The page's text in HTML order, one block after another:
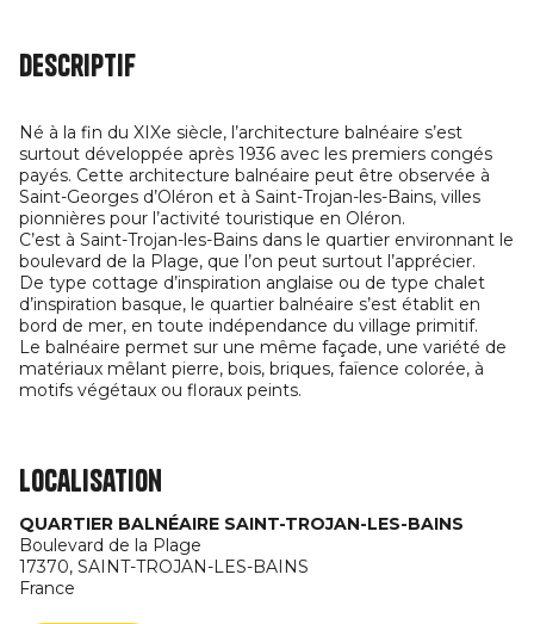
Descriptif
Né à la fin du XIXe siècle, l’architecture balnéaire s’est
surtout développée après 1936 avec les premiers congés
payés. Cette architecture balnéaire peut être observée à
Saint-Georges d’Oléron et à Saint-Trojan-les-Bains, villes
pionnières pour l’activité touristique en Oléron.
C’est à Saint-Trojan-les-Bains dans le quartier environnant le
boulevard de la Plage, que l’on peut surtout l’apprécier.
De type cottage d’inspiration anglaise ou de type chalet
d’inspiration basque, le quartier balnéaire s’est établit en
bord de mer, en toute indépendance du village primitif.
Le balnéaire permet sur une même façade, une variété de
matériaux mêlant pierre, bois, briques, faïence colorée, à
motifs végétaux ou floraux peints.
Localisation
QUARTIER BALNÉAIRE SAINT-TROJAN-LES-BAINS
Boulevard de la Plage
17370, SAINT-TROJAN-LES-BAINS
France